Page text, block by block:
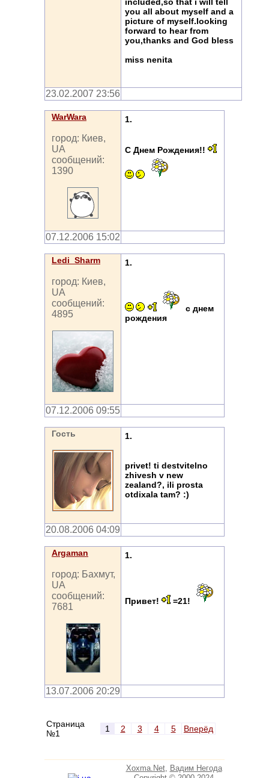
you all about myself and a
picture of myself.looking
forward to hear from
you,thanks and God bless
miss nenita
23.02.2007 23:56
WarWara
город: Киев,
UA
сообщений:
1390
1.
С Днем Рождения!!
07.12.2006 15:02
Ledi_Sharm
город: Киев,
UA
сообщений:
4895
1.
с днем
рождения
07.12.2006 09:55
Гость 1.
privet! ti destvitelno
zhivesh v new
zealand?, ili prosta
otdixala tam? :)
20.08.2006 04:09
Argaman
город: Бахмут,
UA
сообщений:
7681
1.
Привет! =21!
13.07.2006 20:29
Страница
№1
1 2 3 4 5 Вперёд
Xoxma.Net, Вадим Негода